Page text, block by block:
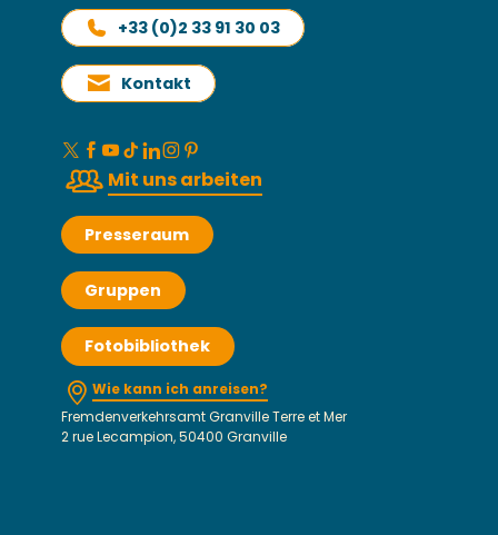
+33 (0)2 33 91 30 03
Kontakt
Mit uns arbeiten
Presseraum
Gruppen
Fotobibliothek
Wie kann ich anreisen?
Fremdenverkehrsamt Granville Terre et Mer
2 rue Lecampion, 50400 Granville